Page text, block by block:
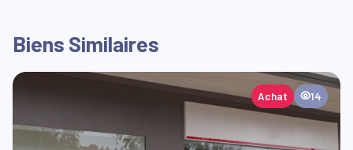
Biens Similaires
Achat 14